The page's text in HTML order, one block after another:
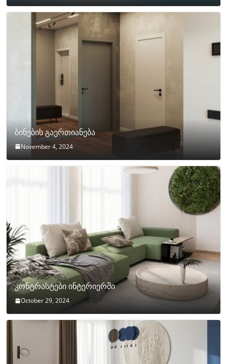
ბინების გაერთიანება
November 4, 2024
კონტრასტები ინტერიერში
October 29, 2024